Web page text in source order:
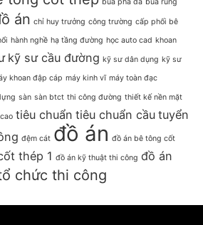
án chỉ huy trưởng công trường cấp phối bê
hành nghề hạ tầng đường học auto cad khoan
kỹ sư cầu đường kỹ sư dân dụng kỹ sư
khoan đập cáp máy kinh vĩ máy toàn đạc
sàn sàn btct thi công đường thiết kế nền mặt
tiêu chuẩn tiêu chuẩn cầu tuyển
đệm cát đồ án đồ án bê tông cốt
thép 1 đồ án kỹ thuật thi công đồ án
chức thi công